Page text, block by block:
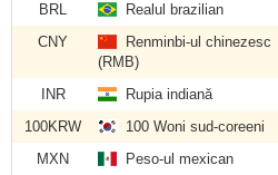
BRL
Realul brazilian
CNY
Renminbi-ul chinezesc
(RMB)
INR Rupia indiană
100KRW
100 Woni sud-coreeni
MXN
Peso-ul mexican